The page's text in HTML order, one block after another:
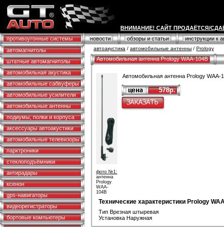
ВНИМАНИЕ! САЙТ ПРОДАЁТСЯ/
противоугонные системы
новости обзоры и статьи инструкции к
автомагнитолы
штатные автомагнитолы
автомобильная акустика
автомобильные сабвуферы
автомобильные усилители
автомобильные антенны
подиумы, полки и корпуса
аксессуары автоакустики
автомобильные телевизоры
парктроники
стеклоподъёмники
антирадары
ксенон
gps-навигаторы
видеорегистраторы
бортовые компьютеры
автоакустика / автомобильные антенны / Prology
Автомобильная антенна Prology WAA-104B
фото №1:
антенна
Prology
WAA-
104B
Автомобильная антенна Prology WAA-
578р.
Технические характеристики Prology
Тип Врезная штыревая
Установка Наружная